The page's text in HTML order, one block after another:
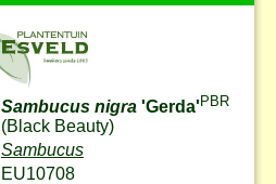
Sambucus nigra 'Gerda'PBR
(Black Beauty)
Sambucus
EU10708